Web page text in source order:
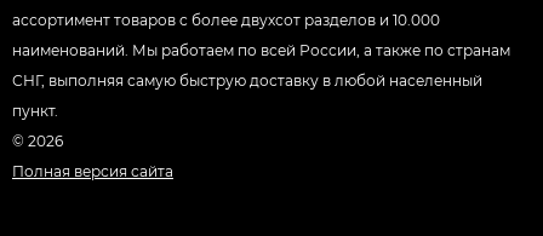
ассортимент товаров c более двухсот разделов и 10.000
наименований. Мы работаем по всей России, а также по странам
СНГ, выполняя самую быструю доставку в любой населенный
пункт.
© 2026
Полная версия сайта